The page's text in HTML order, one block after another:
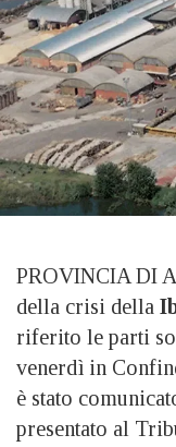
PROVINCIA DI
della crisi della
riferito le parti
venerdì in
è stato
presentato al